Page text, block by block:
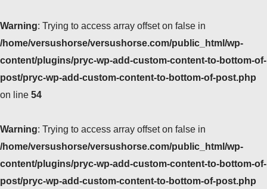
Warning: Trying to access array offset on false in
/home/versushorse/versushorse.com/public_html/wp-
content/plugins/pryc-wp-add-custom-content-to-bottom-of-
post/pryc-wp-add-custom-content-to-bottom-of-post.php
on line 54
Warning: Trying to access array offset on false in
/home/versushorse/versushorse.com/public_html/wp-
content/plugins/pryc-wp-add-custom-content-to-bottom-of-
post/pryc-wp-add-custom-content-to-bottom-of-post.php